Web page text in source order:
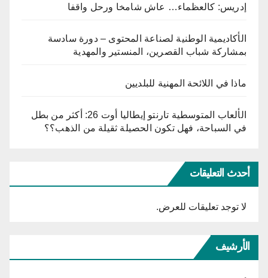
إدريس: كالعظماء… عاش شامخا ورحل واقفا
الأكاديمية الوطنية لصناعة المحتوى – دورة سادسة
بمشاركة شباب القصرين، المنستير والمهدية
ماذا في اللائحة المهنية للبلديين
الألعاب المتوسطية تارنتو إيطاليا أوت 26: أكثر من بطل
في السباحة، فهل تكون الحصيلة ثقيلة من الذهب؟؟
أحدث التعليقات
لا توجد تعليقات للعرض.
الأرشيف